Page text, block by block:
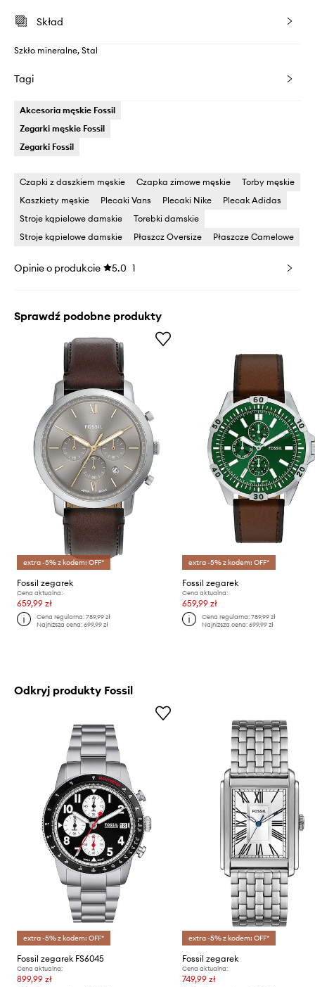
Skład
Szkło mineralne, Stal
Tagi
Akcesoria męskie Fossil
Zegarki męskie Fossil
Zegarki Fossil
Czapki z daszkiem męskie Czapka zimowe męskie
Torby męskie
Kaszkiety męskie
Plecaki Vans Plecaki Nike
Plecak Adidas
Stroje kąpielowe damskie
Torebki damskie
Stroje kąpielowe damskie
Płaszcz Oversize Płaszcze Camelowe
Opinie o produkcie 5.0 1
Sprawdź podobne produkty
extra -5% z kodem: OFF*
Fossil zegarek
Cena aktualna:
659,99 zł
Cena regularna:789,99 zł
Najniższa cena:699,99 zł
extra -5% z kodem: OFF*
Fossil zegarek
Cena aktualna:
659,99 zł
Cena regularna: 789,99 zł
Najniższa cena: 699,99 zł
Odkryj produkty Fossil
extra -5% z kodem: OFF*
Fossil zegarek FS6045
Cena aktualna:
899,99 zł
extra -5% z kodem: OFF*
Fossil zegarek
Cena aktualna:
749,99 zł